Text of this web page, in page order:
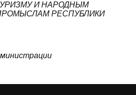
И НАРОДНЫМ
РЕСПУБЛИКИ